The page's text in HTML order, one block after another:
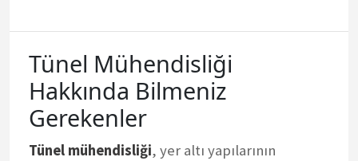
Tünel Mühendisliği
Hakkında Bilmeniz
Gerekenler
Tünel mühendisliği, yer altı yapılarının